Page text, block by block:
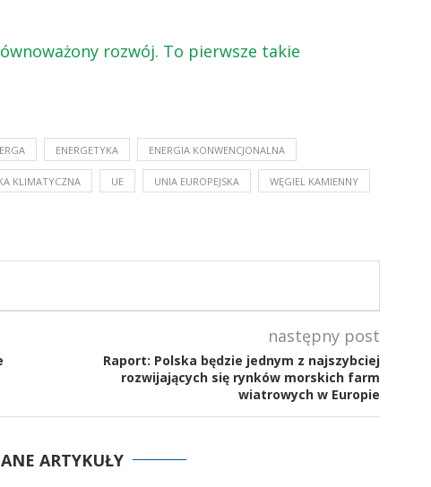
rozwój. To pierwsze takie
ENERGETYKA ENERGIA KONWENCJONALNA
KLIMATYCZNA UE UNIA EUROPEJSKA WĘGIEL KAMIENNY
następny post
Raport: Polska będzie jednym z najszybciej
rozwijających się rynków morskich farm
wiatrowych w Europie
ARTYKUŁY